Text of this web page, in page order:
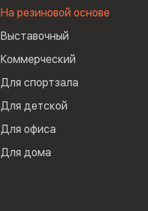
На резиновой основе
Выставочный
Коммерческий
Для спортзала
Для детской
Для офиса
Для дома